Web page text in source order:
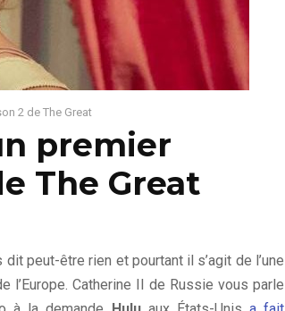
2 de The Great
premier
The Great
peut-être rien et pourtant il s’agit de l’une
Catherine II de Russie vous parle